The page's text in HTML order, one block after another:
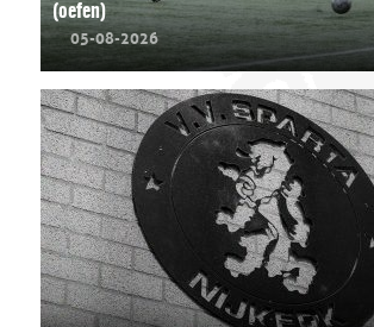
(oefen)
05-08-2026